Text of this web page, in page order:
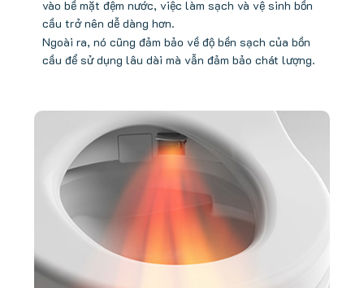
vào bề mặt đệm nước, việc làm sạch và vệ sinh bồn
cầu trở nên dễ dàng hơn.
Ngoài ra, nó cũng đảm bảo về độ bền sạch của bồn
cầu để sử dụng lâu dài mà vẫn đảm bảo chát lượng.